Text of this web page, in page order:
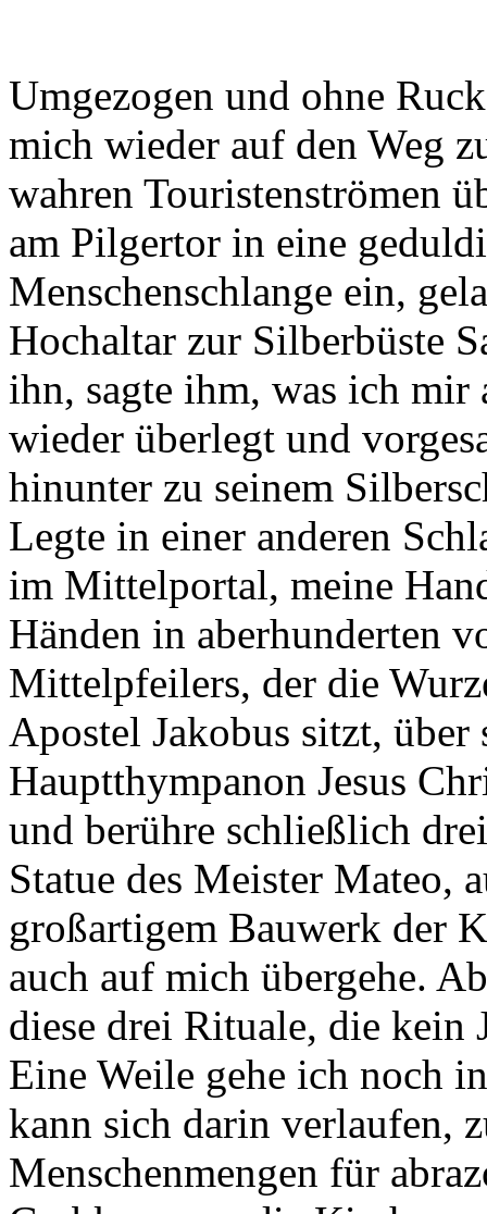
Umgezogen und ohne
mich wieder auf den Weg
wahren Touristenströmen
am Pilgertor in eine
Menschenschlange ein,
Hochaltar zur Silberbüste
ihn, sagte ihm, was ich
wieder überlegt und
hinunter zu seinem
Legte in einer anderen
im Mittelportal, meine
Händen in aberhunderten
Mittelpfeilers, der die
Apostel Jakobus sitzt,
Hauptthympanon Jesus
und berühre schließlich
Statue des Meister Mateo,
großartigem Bauwerk der
auch auf mich übergehe.
diese drei Rituale, die kein
Eine Weile gehe ich noch
kann sich darin verlaufen,
Menschenmengen für